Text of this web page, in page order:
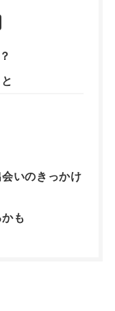
いのきっかけ
も